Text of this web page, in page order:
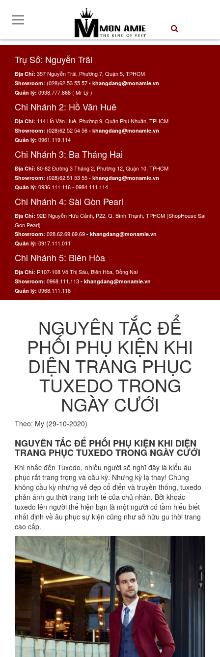
Trụ Sở: Nguyễn Trãi
Địa Chỉ: 357 Nguyễn Trãi, Phường 7, Quận 5, TPHCM
Showroom: (028)62 53 55 57 - khangdang@monamie.vn
Quản lý: 0938.777.868 ( Mr Lý )
Chi Nhánh 2: Hồ Văn Huê
Địa Chỉ: 114 Hồ Văn Huê, Phường 9, Quận Phú Nhuận, TPHCM
Showroom: (028)62 52 54 56 - khangdang@monamie.vn
Quản lý: 0961.119.114
Chi Nhánh 3: Ba Tháng Hai
Địa Chỉ: 80-82 Đường 3 Tháng 2, Phường 12, Quận 10, TPHCM
Showroom: (028)62 51 53 55 - khangdang@monamie.vn
Quản lý: 0936.111.116 - 0984.111.114
Chi Nhánh 4: Sài Gòn Pearl
Địa Chỉ: 92D Nguyễn Hữu Cảnh, P22, Q. Bình Thạnh, TPHCM (ShopHouse Sai
Gon Pearl)
Showroom: 028.62.69.69.69 - khangdang@monamie.vn
Quản lý: 0917.111.011
Chi Nhánh 5: Biên Hòa
Địa Chỉ: R107-108 Võ Thị Sáu, Biên Hòa, Đồng Nai
Showroom: 0968.111.113 - khangdang@monamie.vn
Quản lý: 0968.111.118
NGUYÊN TẮC ĐỂ
PHỐI PHỤ KIỆN KHI
DIỆN TRANG PHỤC
TUXEDO TRONG
NGÀY CƯỚI
Theo: My (29-10-2020)
NGUYÊN TẮC ĐỂ PHỐI PHỤ KIỆN KHI DIỆN
TRANG PHỤC TUXEDO TRONG NGÀY CƯỚI
Khi nhắc đến Tuxedo, nhiều người sẽ nghĩ đây là kiểu âu
phục rất trang trọng và cầu kỳ. Nhưng kỳ lạ thay! Chúng
không cầu kỳ nhưng vẻ đẹp cổ điển và truyền thống, tuxedo
phản ánh gu thời trang tinh tế của chủ nhân. Bởi khoác
tuxedo lên người thể hiện bạn là một người có tầm hiểu biết
nhất định về âu phục sự kiện cũng như sở hữu gu thời trang
cao cấp.